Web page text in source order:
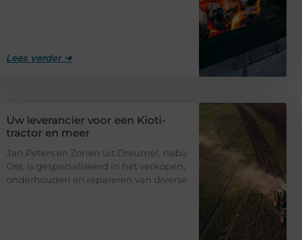
Lees verder ➜
Uw leverancier voor een Kioti-
tractor en meer
Jan Peters en Zonen uit Dreumel, nabij
Oss, is gespecialiseerd in het verkopen,
onderhouden en repareren van diverse